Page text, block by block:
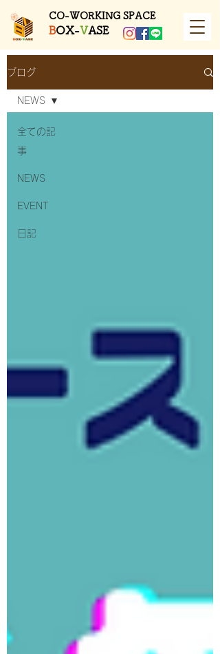
​CO-WORKING SPACE
BOX-VASE
ブログ
全ての記
事
NEWS
EVENT
日記
NEWS